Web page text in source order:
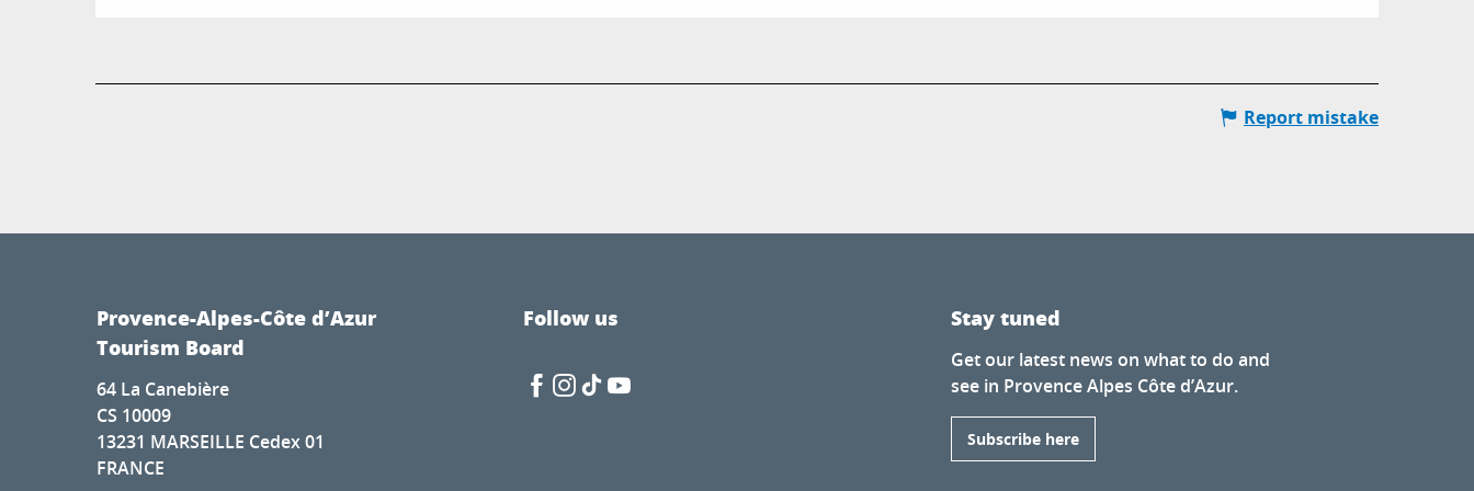
Report mistake
Provence-Alpes-Côte d’Azur
Tourism Board
64 La Canebière
CS 10009
13231 MARSEILLE Cedex 01
FRANCE
Follow us Stay tuned
Get our latest news on what to do and
see in Provence Alpes Côte d’Azur.
Subscribe here